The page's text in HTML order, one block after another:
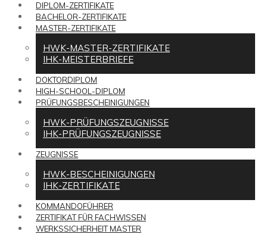
DIPLOM-ZERTIFIKATE
BACHELOR-ZERTIFIKATE
MASTER-ZERTIFIKATE
HWK-MASTER-ZERTIFIKATE
IHK-MEISTERBRIEFE
DOKTORDIPLOM
HIGH-SCHOOL-DIPLOM
PRÜFUNGSBESCHEINIGUNGEN
HWK-PRÜFUNGSZEUGNISSE
IHK-PRÜFUNGSZEUGNISSE
ZEUGNISSE
HWK-BESCHEINIGUNGEN
IHK-ZERTIFIKATE
KOMMANDOFÜHRER
ZERTIFIKAT FÜR FACHWISSEN
WERKSSICHERHEIT MASTER